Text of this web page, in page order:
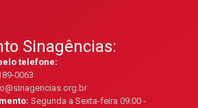
Sinagências:
telefone:
0063
Segunda a Sexta-feira 09:00 -